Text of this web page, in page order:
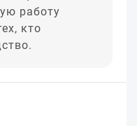
работу
кто